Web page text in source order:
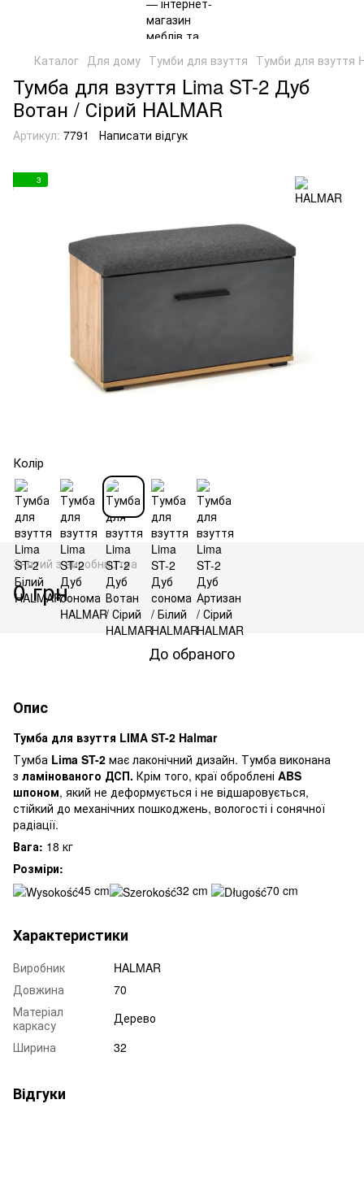
Каталог Для дому Тумби для взуття Тумби для взуття
Тумба для взуття Lima ST-2 Дуб
Вотан / Сірий HALMAR
Артикул: 7791 Написати відгук
3
Колір
Знятий з виробництва
0 грн
До обраного
Опис
Тумба для взуття LIMA ST-2 Halmar
Тумба Lima ST-2 має лаконічний дизайн. Тумба виконана
з ламінованого ДСП. Крім того, краї оброблені ABS
шпоном, який не деформується і не відшаровується,
стійкий до механічних пошкоджень, вологості і сонячної
радіації.
Вага: 18 кг
Розміри:
45 cm
32 cm 70 cm
Характеристики
Виробник
HALMAR
Довжина
70
Матеріал
каркасу
Дерево
Ширина
32
Відгуки